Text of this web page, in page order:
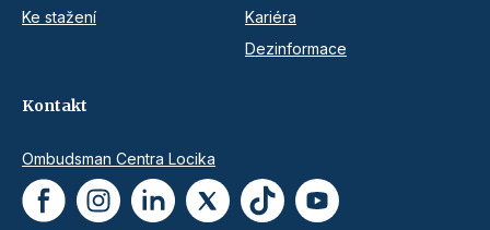
Ke stažení
Kariéra
Dezinformace
Kontakt
Ombudsman Centra Locika